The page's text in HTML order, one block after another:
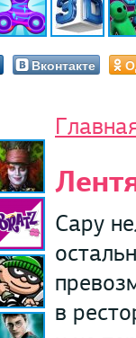
Вконтакте
Сару
в